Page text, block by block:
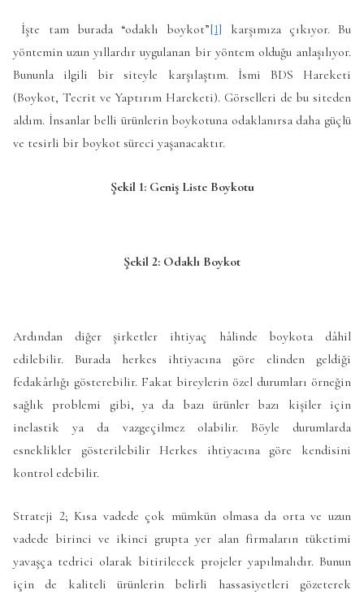
İşte tam burada “odaklı boykot”[1] karşımıza çıkıyor. Bu
yöntemin uzun yıllardır uygulanan bir yöntem olduğu anlaşılıyor.
Bununla ilgili bir siteyle karşılaştım. İsmi BDS Hareketi
(Boykot, Tecrit ve Yaptırım Hareketi). Görselleri de bu siteden
aldım. İnsanlar belli ürünlerin boykotuna odaklanırsa daha güçlü
ve tesirli bir boykot süreci yaşanacaktır.
Şekil 1: Geniş Liste Boykotu
Şekil 2: Odaklı Boykot
Ardından diğer şirketler ihtiyaç hâlinde boykota dâhil
edilebilir. Burada herkes ihtiyacına göre elinden geldiği
fedakârlığı gösterebilir. Fakat bireylerin özel durumları örneğin
sağlık problemi gibi, ya da bazı ürünler bazı kişiler için
inelastik ya da vazgeçilmez olabilir. Böyle durumlarda
esneklikler gösterilebilir Herkes ihtiyacına göre kendisini
kontrol edebilir.
Strateji 2; Kısa vadede çok mümkün olmasa da orta ve uzun
vadede birinci ve ikinci grupta yer alan firmaların tüketimi
yavaşça tedrici olarak bitirilecek projeler yapılmalıdır. Bunun
için de kaliteli ürünlerin belirli hassasiyetleri gözeterek